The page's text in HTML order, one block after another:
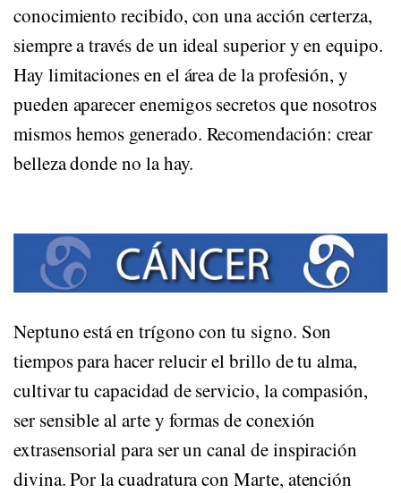
conocimiento recibido, con una acción certerza,
siempre a través de un ideal superior y en equipo.
Hay limitaciones en el área de la profesión, y
pueden aparecer enemigos secretos que nosotros
mismos hemos generado. Recomendación: crear
belleza donde no la hay.
Neptuno está en trígono con tu signo. Son
tiempos para hacer relucir el brillo de tu alma,
cultivar tu capacidad de servicio, la compasión,
ser sensible al arte y formas de conexión
extrasensorial para ser un canal de inspiración
divina. Por la cuadratura con Marte, atención